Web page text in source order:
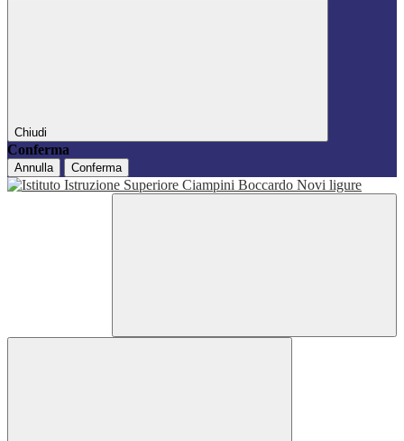
Chiudi
Conferma
Annulla Conferma